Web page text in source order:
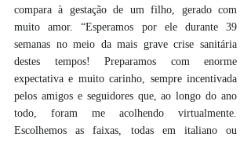
compara à gestação de um filho, gerado com
muito amor. “Esperamos por ele durante 39
semanas no meio da mais grave crise sanitária
destes tempos! Preparamos com enorme
expectativa e muito carinho, sempre incentivada
pelos amigos e seguidores que, ao longo do ano
todo, foram me acolhendo virtualmente.
Escolhemos as faixas, todas em italiano ou